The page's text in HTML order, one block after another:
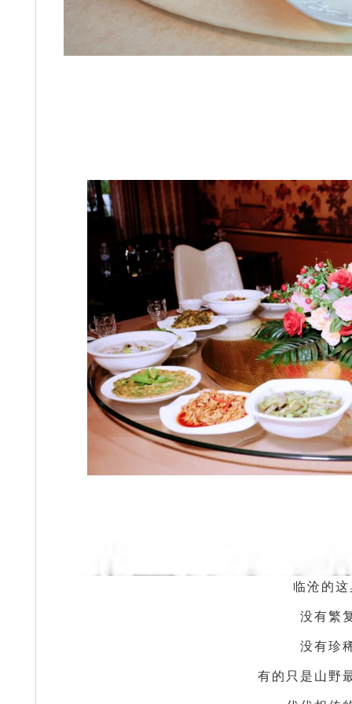
临沧的
没有繁
没有珍
有的只是山野